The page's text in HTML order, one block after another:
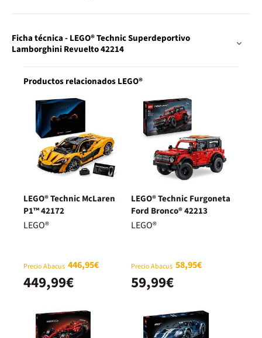
Ficha técnica - LEGO® Technic Superdeportivo
Lamborghini Revuelto 42214
Productos relacionados LEGO®
LEGO® Technic McLaren
P1™ 42172
LEGO®
Precio Abacus 446,95€
449,99€
LEGO® Technic Furgoneta
Ford Bronco® 42213
LEGO®
Precio Abacus 58,95€
59,99€